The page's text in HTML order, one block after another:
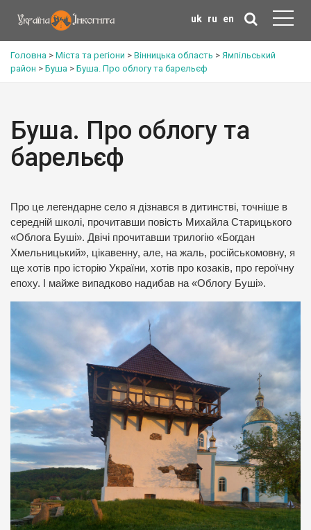
uk ru en
Головна > Міста та регіони > Вінницька область > Ямпільський
район > Буша > Буша. Про облогу та барельєф
Буша. Про облогу та
барельєф
Про це легендарне село я дізнався в дитинстві, точніше в
середній школі, прочитавши повість Михайла Старицького
«Облога Буші». Двічі прочитавши трилогію «Богдан
Хмельницький», цікавенну, але, на жаль, російськомовну, я
ще хотів про історію України, хотів про козаків, про героїчну
епоху. І майже випадково надибав на «Облогу Буші».